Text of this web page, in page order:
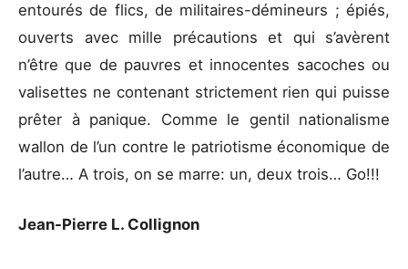
entourés de flics, de militaires-démineurs ; épiés,
ouverts avec mille précautions et qui s’avèrent
n’être que de pauvres et innocentes sacoches ou
valisettes ne contenant strictement rien qui puisse
prêter à panique. Comme le gentil nationalisme
wallon de l’un contre le patriotisme économique de
l’autre… A trois, on se marre: un, deux trois… Go!!!
Jean-Pierre L. Collignon